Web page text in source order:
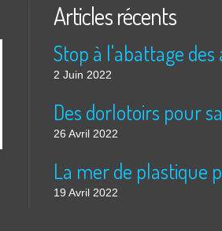
Articles récents
2 Juin 2022
26 Avril 2022
19 Avril 2022